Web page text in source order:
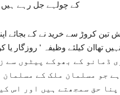
کے چولہے جل رہے ہیں
تین کروڑ سے خرید نے کے بجائے
ڈمانو کے بھوکے پیٹوں سے
جو مسلمان ملک کے